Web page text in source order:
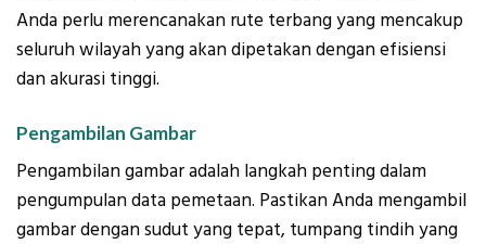
Anda perlu merencanakan rute terbang yang mencakup
seluruh wilayah yang akan dipetakan dengan efisiensi
dan akurasi tinggi.
Pengambilan Gambar
Pengambilan gambar adalah langkah penting dalam
pengumpulan data pemetaan. Pastikan Anda mengambil
gambar dengan sudut yang tepat, tumpang tindih yang